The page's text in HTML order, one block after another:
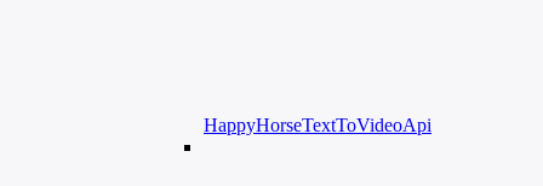
HappyHorseTextToVideoApi